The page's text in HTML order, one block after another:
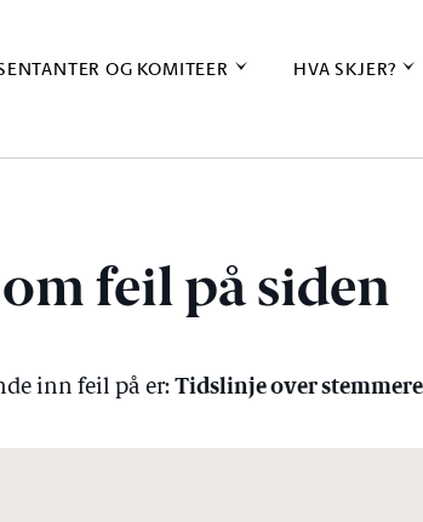
OG KOMITEER HVA SKJER?
feil på siden
inn feil på er:Tidslinje over